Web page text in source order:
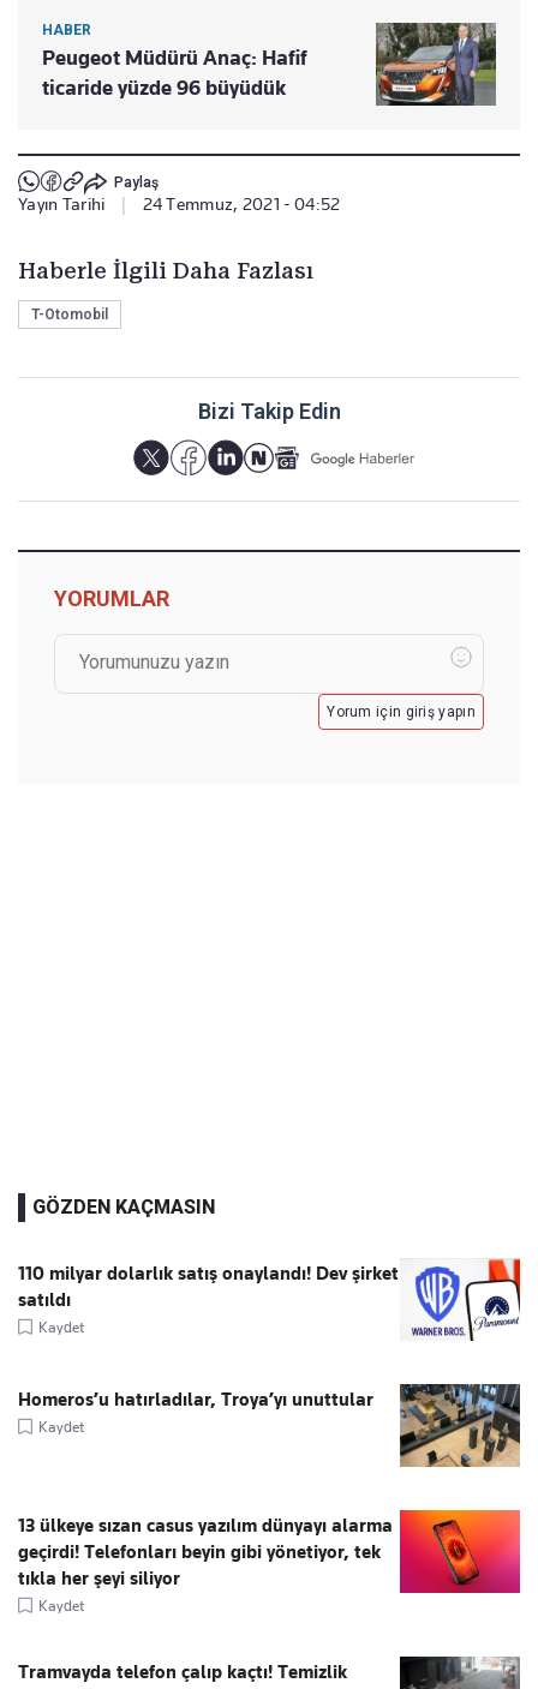
HABER
Peugeot Müdürü Anaç: Hafif
ticaride yüzde 96 büyüdük
Paylaş
Yayın Tarihi | 24 Temmuz, 2021 - 04:52
Haberle İlgili Daha Fazlası
T-Otomobil
Bizi Takip Edin
YORUMLAR
Yorum için giriş yapın
GÖZDEN KAÇMASIN
110 milyar dolarlık satış onaylandı! Dev şirket
satıldı
Kaydet
Homeros’u hatırladılar, Troya’yı unuttular
Kaydet
13 ülkeye sızan casus yazılım dünyayı alarma
geçirdi! Telefonları beyin gibi yönetiyor, tek
tıkla her şeyi siliyor
Kaydet
Tramvayda telefon çalıp kaçtı! Temizlik